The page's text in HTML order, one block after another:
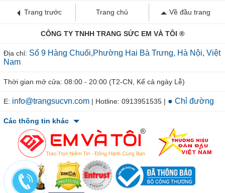
Trang trước Trang chủ Về đầu trang
CÔNG TY TNHH TRANG SỨC EM VÀ TÔI ®
Địa chỉ: Số 9 Hàng Chuối,Phường Hai Bà Trưng, Hà Nội, Việt
Nam
Thời gian mở cửa: 08:00 - 20:00 (T2-CN, Kể cả ngày Lễ)
E: info@trangsucvn.com | Hotline: 0913951535 | ● Chỉ đường
Các thông tin khác